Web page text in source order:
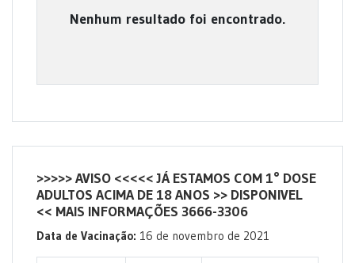
Nenhum resultado foi encontrado.
>>>>> AVISO <<<<< JÁ ESTAMOS COM 1° DOSE
ADULTOS ACIMA DE 18 ANOS >> DISPONIVEL
<< MAIS INFORMAÇÕES 3666-3306
Data de Vacinação: 16 de novembro de 2021